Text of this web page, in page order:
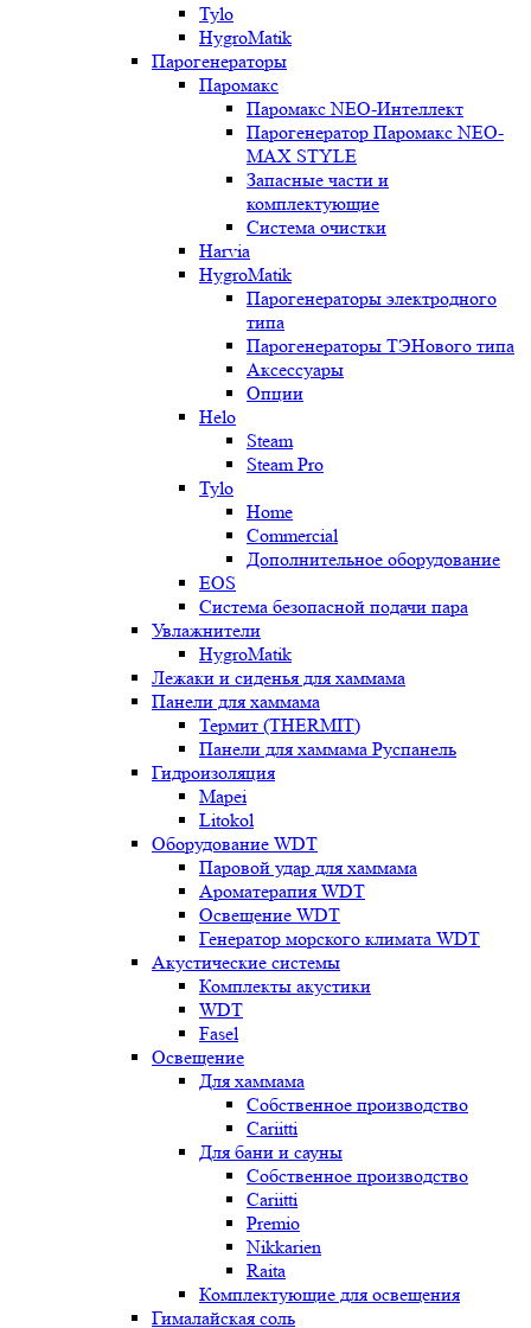
Tylo
HygroMatik
Парогенераторы
Паромакс
Паромакс NEO-Интеллект
Парогенератор Паромакс NEO-
MAX STYLE
Запасные части и
комплектующие
Система очистки
Harvia
HygroMatik
Парогенераторы электродного
типа
Парогенераторы ТЭНового типа
Аксессуары
Опции
Helo
Steam
Steam Pro
Tylo
Home
Commercial
Дополнительное оборудование
EOS
Система безопасной подачи пара
Увлажнители
HygroMatik
Лежаки и сиденья для хаммама
Панели для хаммама
Термит (THERMIT)
Панели для хаммама Руспанель
Гидроизоляция
Mapei
Litokol
Оборудование WDT
Паровой удар для хаммама
Ароматерапия WDT
Освещение WDT
Генератор морского климата WDT
Акустические системы
Комплекты акустики
WDT
Fasel
Освещение
Для хаммама
Собственное производство
Cariitti
Для бани и сауны
Собственное производство
Cariitti
Premio
Nikkarien
Raita
Комплектующие для освещения
Гималайская соль